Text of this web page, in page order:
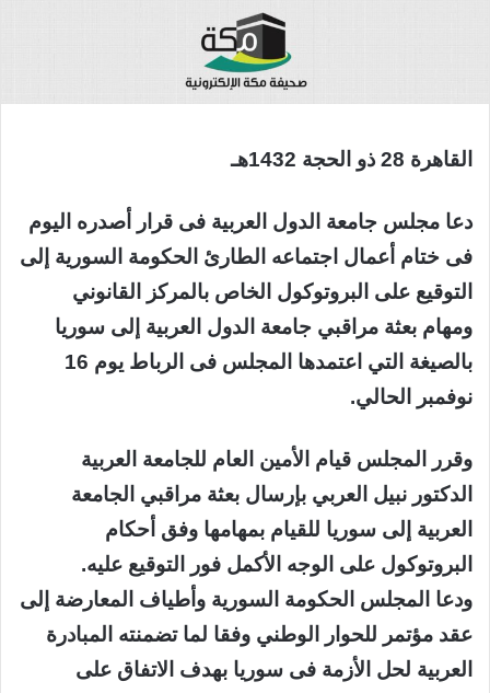
القاهرة 28 ذو الحجة 1432هـ
دعا مجلس جامعة الدول العربية فى قرار أصدره اليوم
فى ختام أعمال اجتماعه الطارئ الحكومة السورية إلى
التوقيع على البروتوكول الخاص بالمركز القانوني
ومهام بعثة مراقبي جامعة الدول العربية إلى سوريا
بالصيغة التي اعتمدها المجلس فى الرباط يوم 16
نوفمبر الحالي.
وقرر المجلس قيام الأمين العام للجامعة العربية
الدكتور نبيل العربي بإرسال بعثة مراقبي الجامعة
العربية إلى سوريا للقيام بمهامها وفق أحكام
البروتوكول على الوجه الأكمل فور التوقيع عليه.
ودعا المجلس الحكومة السورية وأطياف المعارضة إلى
عقد مؤتمر للحوار الوطني وفقا لما تضمنته المبادرة
العربية لحل الأزمة فى سوريا بهدف الاتفاق على